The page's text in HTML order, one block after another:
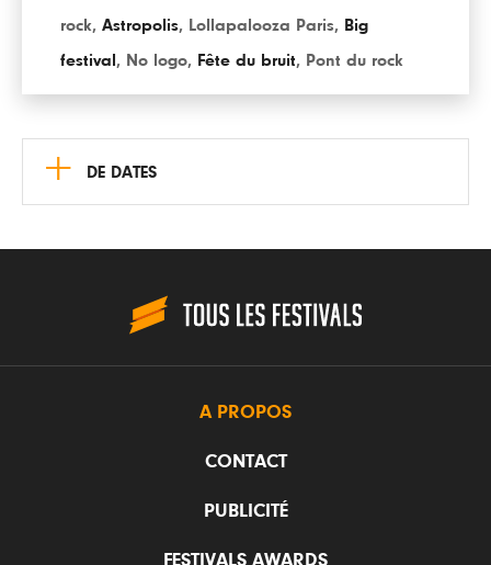
rock, Astropolis, Lollapalooza Paris, Big
festival , No logo, Fête du bruit, Pont du rock
+ DE DATES
A PROPOS
CONTACT
PUBLICITÉ
FESTIVALS AWARDS